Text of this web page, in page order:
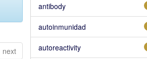
next
antibody
autoinmunidad
autoreactivity